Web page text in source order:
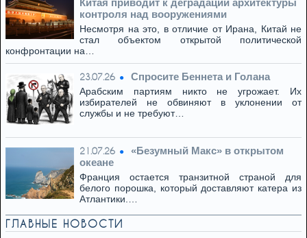
Китая приводит к деградации архитектуры
контроля над вооружениями
Несмотря на это, в отличие от Ирана, Китай не
стал объектом открытой политической
конфронтации на…
23.07.26 Спросите Беннета и Голана
Арабским партиям никто не угрожает. Их
избирателей не обвиняют в уклонении от
службы и не требуют…
21.07.26
«Безумный Макс» в открытом
океане
Франция остается транзитной страной для
белого порошка, который доставляют катера из
Атлантики.…
ГЛАВНЫЕ НОВОСТИ